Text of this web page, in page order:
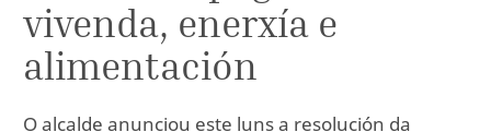
vivenda, enerxía e
alimentación
O alcalde anunciou este luns a resolución da